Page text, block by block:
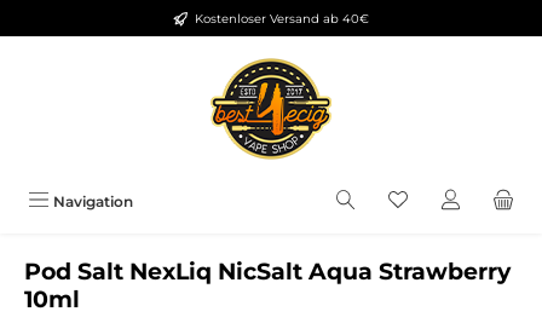
Zum Hauptinhalt springenKostenloser Versand ab 40€
Navigation Du hast 0
Pod Salt NexLiq NicSalt Aqua Strawberry
10ml